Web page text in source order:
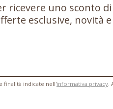
ricevere uno sconto
esclusive, novità
finalità indicate nell'informativa privacy